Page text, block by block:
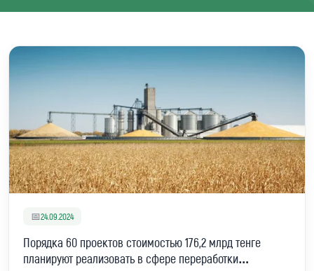
📅24.09.2024
Порядка 60 проектов стоимостью 176,2 млрд тенге
планируют реализовать в сфере переработки